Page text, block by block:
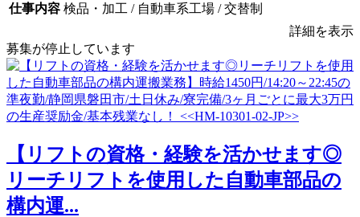
仕事内容 検品・加工 / 自動車系工場 / 交替制
詳細を表示
募集が停止しています
【リフトの資格・経験を活かせます◎
リーチリフトを使用した自動車部品の
構内運...